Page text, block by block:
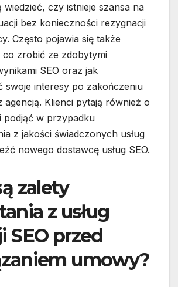
wiedzieć, czy istnieje szansa na
bez konieczności rezygnacji
Często pojawia się także
co zrobić ze zdobytymi
SEO oraz jak
swoje interesy po zakończeniu
agencją. Klienci pytają również o
podjąć w przypadku
z jakości świadczonych usług
nowego dostawcę usług SEO.
zalety
z usług
SEO przed
umowy?